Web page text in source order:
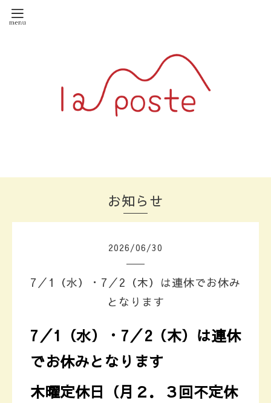
お知らせ
2026/06/30
7／1（水）・7／2（木）は連休でお休み
となります
7／1（水）・7／2（木）は連休
でお休みとなります
木曜定休日（月２．３回不定休